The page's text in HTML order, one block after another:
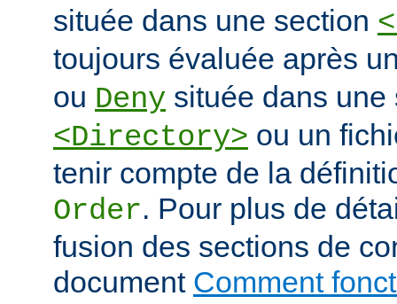
située dans une section
toujours évaluée après
ou Deny située dans une
<Directory> ou un
tenir compte de la
Order. Pour plus de
fusion des sections de
document Comment